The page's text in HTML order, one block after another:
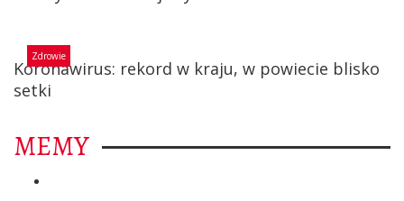
Zdrowie
Koronawirus: rekord w kraju, w powiecie blisko
setki
MEMY